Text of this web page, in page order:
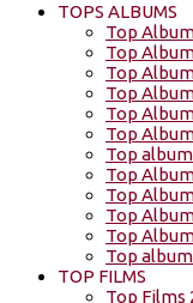
TOPS ALBUMS
Top
Top
Top
Top
Top
Top
Top
Top
Top
Top
Top
Top
TOP FILMS
Top Films